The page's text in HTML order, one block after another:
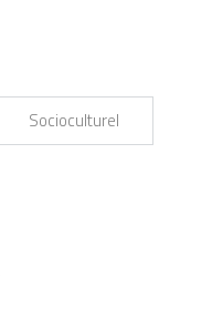
Socioculturel